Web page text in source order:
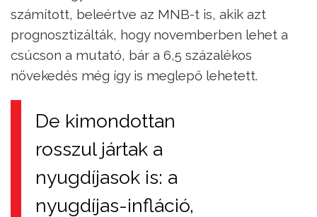
számított, beleértve az MNB-t is, akik azt
prognosztizálták, hogy novemberben lehet a
csúcson a mutató, bár a 6,5 százalékos
növekedés még így is meglepő lehetett.
De kimondottan
rosszul jártak a
nyugdíjasok is: a
nyugdíjas-infláció,